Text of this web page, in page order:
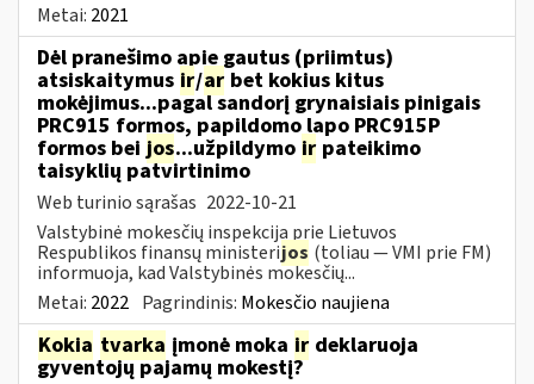
Metai: 2021
Dėl pranešimo apie gautus (priimtus)
atsiskaitymus ir/ar bet kokius kitus
mokėjimus...pagal sandorį grynaisiais pinigais
PRC915 formos, papildomo lapo PRC915P
formos bei jos...užpildymo ir pateikimo
taisyklių patvirtinimo
Web turinio sąrašas 2022-10-21
Valstybinė mokesčių inspekcija prie Lietuvos
Respublikos finansų ministerijos (toliau ― VMI prie FM)
informuoja, kad Valstybinės mokesčių...
Metai: 2022 Pagrindinis: Mokesčio naujiena
Kokia tvarka įmonė moka ir deklaruoja
gyventojų pajamų mokestį?